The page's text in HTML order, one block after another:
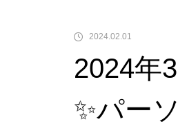
2024.02.01
2024年
✨パー